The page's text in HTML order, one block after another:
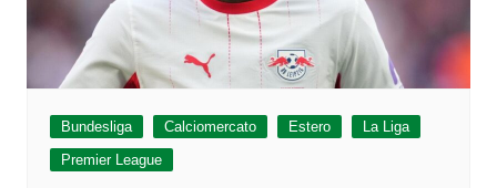
Bundesliga Calciomercato Estero
La Liga
Premier League